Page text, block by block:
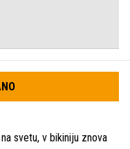
svetu, v bikiniju znova